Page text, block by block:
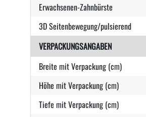
Erwachsenen-Zahnbürste
3D Seitenbewegung/pulsierend
VERPACKUNGSANGABEN
Breite mit Verpackung (cm)
Höhe mit Verpackung (cm)
Tiefe mit Verpackung (cm)